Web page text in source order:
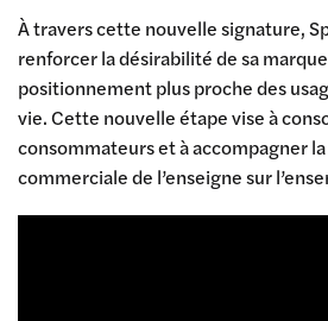
À travers cette nouvelle signature,
renforcer la désirabilité de sa
positionnement plus proche des
vie. Cette nouvelle étape vise à
consommateurs et à accompagner
commerciale de l’enseigne sur